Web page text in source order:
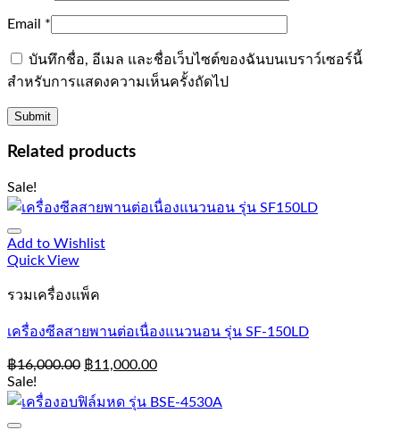
Email *
บันทึกชื่อ, อีเมล และชื่อเว็บไซต์ของฉันบนเบราว์เซอร์นี้
สำหรับการแสดงความเห็นครั้งถัดไป
Related products
Sale!
Add to Wishlist
Quick View
รวมเครื่องแพ็ค
เครื่องซีลสายพานต่อเนื่องแนวนอน รุ่น SF-150LD
฿16,000.00 ฿11,000.00
Sale!